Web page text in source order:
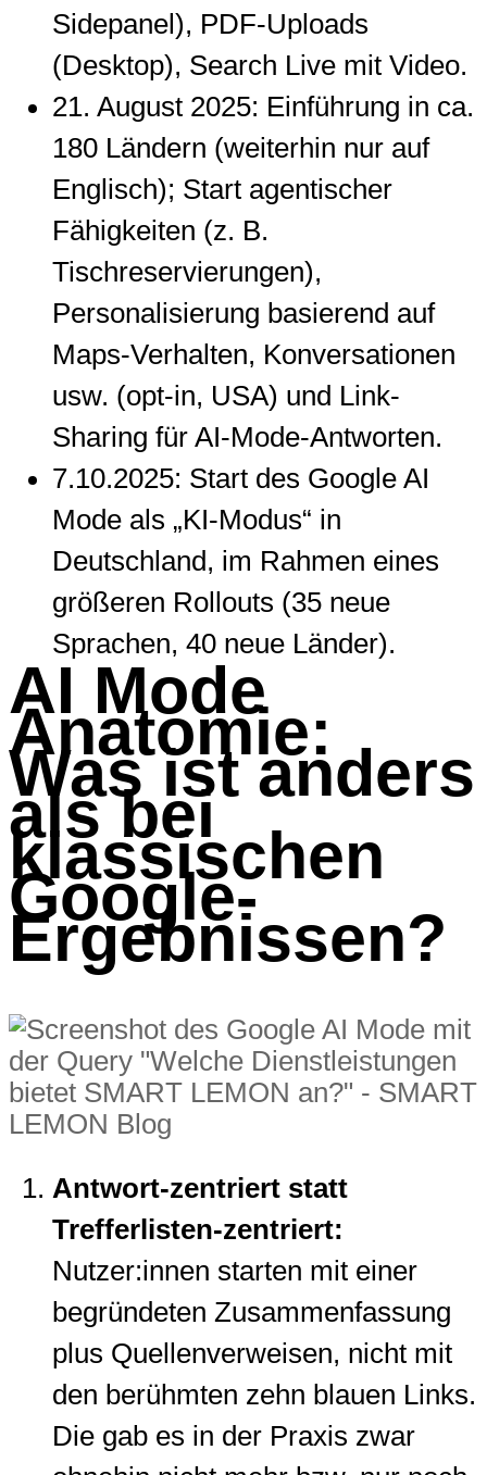
Sidepanel), PDF-Uploads
(Desktop), Search Live mit Video.
21. August 2025: Einführung in ca.
180 Ländern (weiterhin nur auf
Englisch); Start agentischer
Fähigkeiten (z. B.
Tischreservierungen),
Personalisierung basierend auf
Maps-Verhalten, Konversationen
usw. (opt-in, USA) und Link-
Sharing für AI-Mode-Antworten.
7.10.2025: Start des Google AI
Mode als „KI-Modus“ in
Deutschland, im Rahmen eines
größeren Rollouts (35 neue
Sprachen, 40 neue Länder).
AI Mode
Anatomie:
Was ist anders
als bei
klassischen
Google-
Ergebnissen?
Antwort-zentriert statt
Trefferlisten-zentriert:
Nutzer:innen starten mit einer
begründeten Zusammenfassung
plus Quellenverweisen, nicht mit
den berühmten zehn blauen Links.
Die gab es in der Praxis zwar